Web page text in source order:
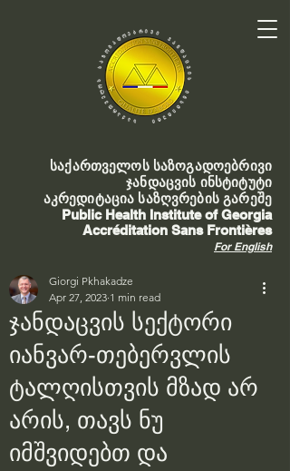
საქართველოს საზოგადოებრივი
ჯანდაცვის ინსტიტუტი
აკრედიტაცია საზღვრების გარეშე
Public Health Institute of Georgia
Accréditation Sans Frontières
For English
ჯანდაცვის სექტორი
იანვარ-თებერვლის
ტალღისთვის მზად არ
არის, თავს ნუ
იმშვიდებთ და
Giorgi Pkhakadze
Apr 27, 2023 1 min read